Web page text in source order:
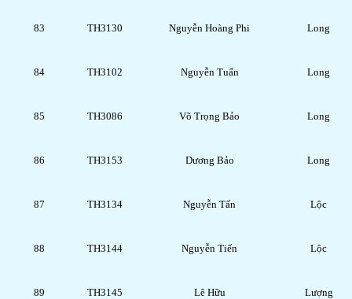
83 TH3130 Nguyễn Hoàng Phi Long
84 TH3102 Nguyễn Tuấn Long
85 TH3086 Võ Trọng Bảo Long
86 TH3153 Dương Bảo Long
87 TH3134 Nguyễn Tấn Lộc
88 TH3144 Nguyễn Tiến Lộc
89 TH3145 Lê Hữu Lượng